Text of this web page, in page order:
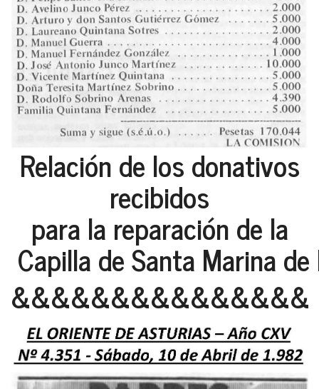
Relación de los donativos
recibidos
para la reparación de la
Capilla de Santa Marina
&&&&&&&&&&&&&&&